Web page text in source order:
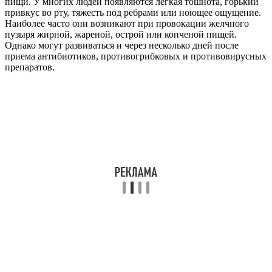
привкус во рту, тяжесть под ребрами или ноющее ощущение.
Наиболее часто они возникают при провокации желчного
пузыря жирной, жареной, острой или копченой пищей.
Однако могут развиваться и через несколько дней после
приема антибиотиков, противогрибковых и противовирусных
препаратов.